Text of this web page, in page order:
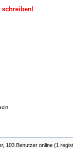
schreiben!
103 Benutzer online (1